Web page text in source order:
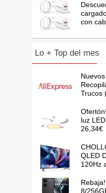
con
Lo + Top del mes
Trucos
luz
26,34€
QLED
120Hz
8/